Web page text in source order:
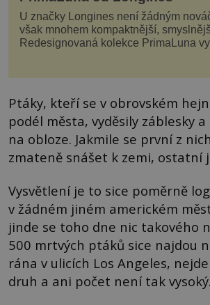
U značky Longines není žádným
však mnohem kompaktnější,
Redesignovaná kolekce PrimaLuna
je značka Longines dnes a čím byla i
Ptáky, kteří se v obrovském
podél města, vyděsily záblesky
na obloze. Jakmile se první z
zmateně snášet k zemi, ostatní
Vysvětlení je to sice poměrně
v žádném jiném americkém
jinde se toho dne nic takového
500 mrtvých ptáků sice najdou
rána v ulicích Los Angeles,
druh a ani počet není tak vysoký.